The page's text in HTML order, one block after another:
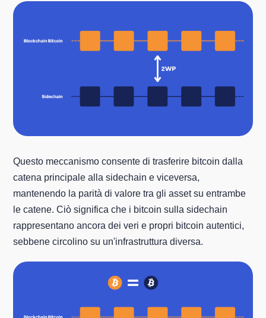
Questo meccanismo consente di trasferire bitcoin dalla
catena principale alla sidechain e viceversa,
mantenendo la parità di valore tra gli asset su entrambe
le catene. Ciò significa che i bitcoin sulla sidechain
rappresentano ancora dei veri e propri bitcoin autentici,
sebbene circolino su un'infrastruttura diversa.